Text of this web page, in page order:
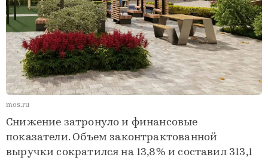
mos.ru
Снижение затронуло и финансовые
показатели. Объем законтрактованной
выручки сократился на 13,8% и составил 313,1